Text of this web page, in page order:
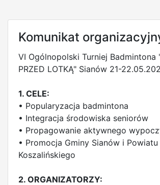
Komunikat
VI Ogólnopolski Turniej Badmintona
PRZED LOTKĄ" Sianów 21-
1. CELE:
• Popularyzacja badmintona
• Integracja środowiska seniorów
• Propagowanie aktywnego
• Promocja Gminy Sianów i Powiatu
Koszalińskiego
2. ORGANIZATORZY: